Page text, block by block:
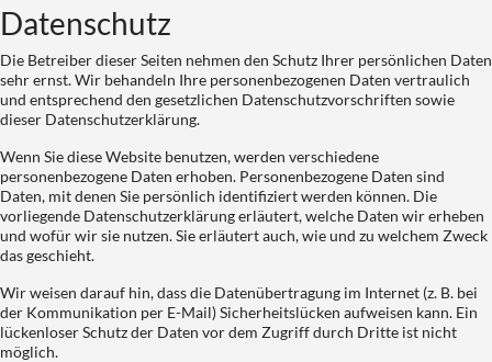
Datenschutz
Die Betreiber dieser Seiten nehmen den Schutz Ihrer persönlichen Daten
sehr ernst. Wir behandeln Ihre personenbezogenen Daten vertraulich
und entsprechend den gesetzlichen Datenschutzvorschriften sowie
dieser Datenschutzerklärung.
Wenn Sie diese Website benutzen, werden verschiedene
personenbezogene Daten erhoben. Personenbezogene Daten sind
Daten, mit denen Sie persönlich identifiziert werden können. Die
vorliegende Datenschutzerklärung erläutert, welche Daten wir erheben
und wofür wir sie nutzen. Sie erläutert auch, wie und zu welchem Zweck
das geschieht.
Wir weisen darauf hin, dass die Datenübertragung im Internet (z. B. bei
der Kommunikation per E-Mail) Sicherheitslücken aufweisen kann. Ein
lückenloser Schutz der Daten vor dem Zugriff durch Dritte ist nicht
möglich.